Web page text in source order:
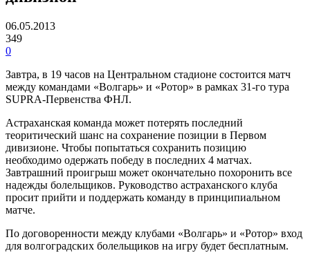
06.05.2013
349
0
Завтра, в 19 часов на Центральном стадионе состоится матч
между командами «Волгарь» и «Ротор» в рамках 31-го тура
SUPRA-Первенства ФНЛ.
Астраханская команда может потерять последний
теоритический шанс на сохранение позиции в Первом
дивизионе. Чтобы попытаться сохранить позицию
необходимо одержать победу в последних 4 матчах.
Завтрашний проигрыш может окончательно похоронить все
надежды болельщиков. Руководство астраханского клуба
просит прийти и поддержать команду в принципиальном
матче.
По договоренности между клубами «Волгарь» и «Ротор» вход
для волгоградских болельщиков на игру будет бесплатным.